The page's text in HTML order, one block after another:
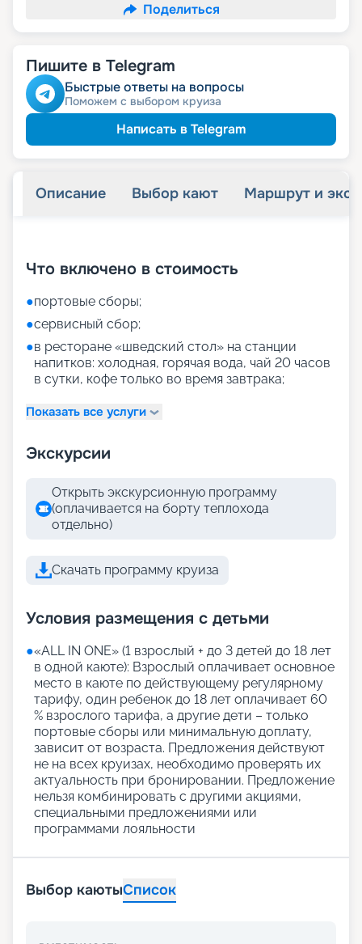
Поделиться
Пишите в Telegram
Быстрые ответы на вопросы
Поможем с выбором круиза
Написать в Telegram
Описание Выбор кают Маршрут и
Что включено в стоимость
●портовые сборы;
●сервисный сбор;
●в ресторане «шведский стол» на станции
напитков: холодная, горячая вода, чай 20 часов
в сутки, кофе только во время завтрака;
Показать все услуги
Экскурсии
Открыть экскурсионную программу
(оплачивается на борту теплохода
отдельно)
Скачать программу круиза
Условия размещения с детьми
●«АLL IN ONE» (1 взрослый + до 3 детей до 18 лет
в одной каюте): Взрослый оплачивает основное
место в каюте по действующему регулярному
тарифу, один ребенок до 18 лет оплачивает 60
% взрослого тарифа, а другие дети – только
портовые сборы или минимальную доплату,
зависит от возраста. Предложения действуют
не на всех круизах, необходимо проверять их
актуальность при бронировании. Предложение
нельзя комбинировать с другими акциями,
специальными предложениями или
программами лояльности
Выбор каютыСписок